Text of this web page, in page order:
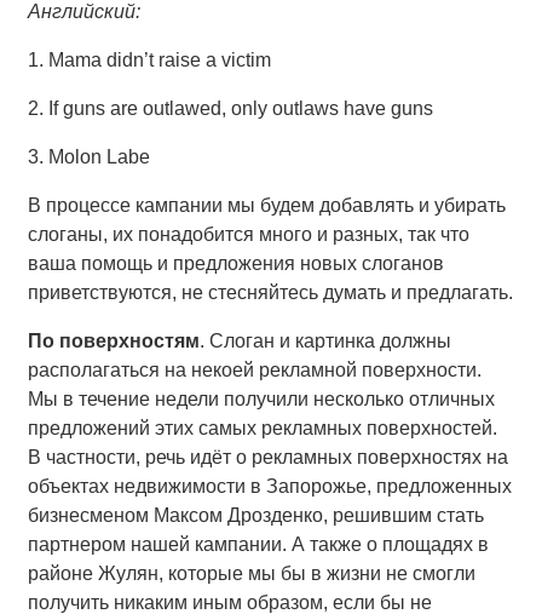
Английский:
1. Mama didn’t raise a victim
2. If guns are outlawed, only outlaws have guns
3. Molon Labe
В процессе кампании мы будем добавлять и убирать
слоганы, их понадобится много и разных, так что
ваша помощь и предложения новых слоганов
приветствуются, не стесняйтесь думать и предлагать.
По поверхностям. Слоган и картинка должны
располагаться на некоей рекламной поверхности.
Мы в течение недели получили несколько отличных
предложений этих самых рекламных поверхностей.
В частности, речь идёт о рекламных поверхностях на
объектах недвижимости в Запорожье, предложенных
бизнесменом Максом Дрозденко, решившим стать
партнером нашей кампании. А также о площадях в
районе Жулян, которые мы бы в жизни не смогли
получить никаким иным образом, если бы не